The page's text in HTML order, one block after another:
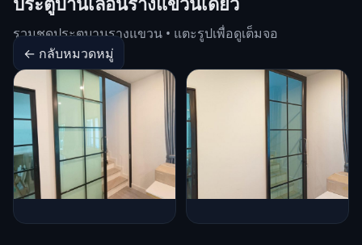
รวมชุดประตูบานรางแขวน • แตะรูปเพื่อดูเต็มจอ
← กลับหมวดหมู่